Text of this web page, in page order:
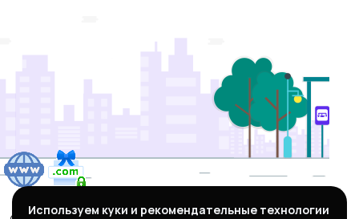
Используем куки и рекомендательные технологии